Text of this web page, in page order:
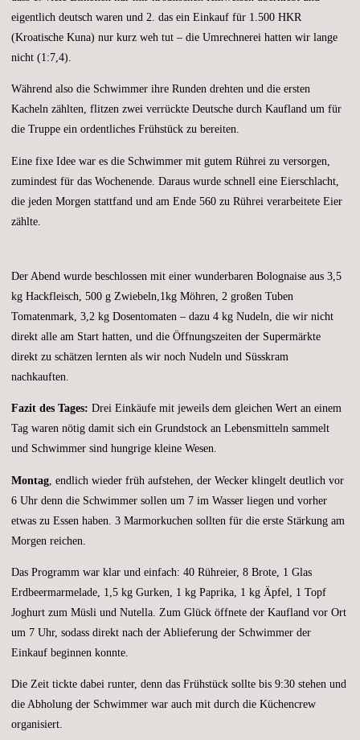
eigentlich deutsch waren und 2. das ein Einkauf für 1.500 HKR
(Kroatische Kuna) nur kurz weh tut – die Umrechnerei hatten wir lange
nicht (1:7,4).
Während also die Schwimmer ihre Runden drehten und die ersten
Kacheln zählten, flitzen zwei verrückte Deutsche durch Kaufland um für
die Truppe ein ordentliches Frühstück zu bereiten.
Eine fixe Idee war es die Schwimmer mit gutem Rührei zu versorgen,
zumindest für das Wochenende. Daraus wurde schnell eine Eierschlacht,
die jeden Morgen stattfand und am Ende 560 zu Rührei verarbeitete Eier
zählte.
Der Abend wurde beschlossen mit einer wunderbaren Bolognaise aus 3,5
kg Hackfleisch, 500 g Zwiebeln,1kg Möhren, 2 großen Tuben
Tomatenmark, 3,2 kg Dosentomaten – dazu 4 kg Nudeln, die wir nicht
direkt alle am Start hatten, und die Öffnungszeiten der Supermärkte
direkt zu schätzen lernten als wir noch Nudeln und Süsskram
nachkauften.
Fazit des Tages: Drei Einkäufe mit jeweils dem gleichen Wert an einem
Tag waren nötig damit sich ein Grundstock an Lebensmitteln sammelt
und Schwimmer sind hungrige kleine Wesen.
Montag , endlich wieder früh aufstehen, der Wecker klingelt deutlich vor
6 Uhr denn die Schwimmer sollen um 7 im Wasser liegen und vorher
etwas zu Essen haben. 3 Marmorkuchen sollten für die erste Stärkung am
Morgen reichen.
Das Programm war klar und einfach: 40 Rühreier, 8 Brote, 1 Glas
Erdbeermarmelade, 1,5 kg Gurken, 1 kg Paprika, 1 kg Äpfel, 1 Topf
Joghurt zum Müsli und Nutella. Zum Glück öffnete der Kaufland vor Ort
um 7 Uhr, sodass direkt nach der Ablieferung der Schwimmer der
Einkauf beginnen konnte.
Die Zeit tickte dabei runter, denn das Frühstück sollte bis 9:30 stehen und
die Abholung der Schwimmer war auch mit durch die Küchencrew
organisiert.